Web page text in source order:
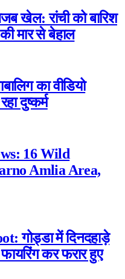
खेल: रांची को बारिश
मार से बेहाल
का वीडियो
दुष्कर्म
16 Wild
Amlia Area,
गोड्डा में दिनदहाड़े
कर फरार हुए